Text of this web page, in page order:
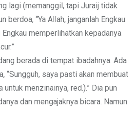
lagi (memanggil, tapi Juraij tidak
berdoa, “Ya Allah, janganlah Engkau
memperlihatkan kepadanya
berada di tempat ibadahnya. Ada
“Sungguh, saya pasti akan membuat
menzinainya, red.).” Dia pun
dan mengajaknya bicara. Namun